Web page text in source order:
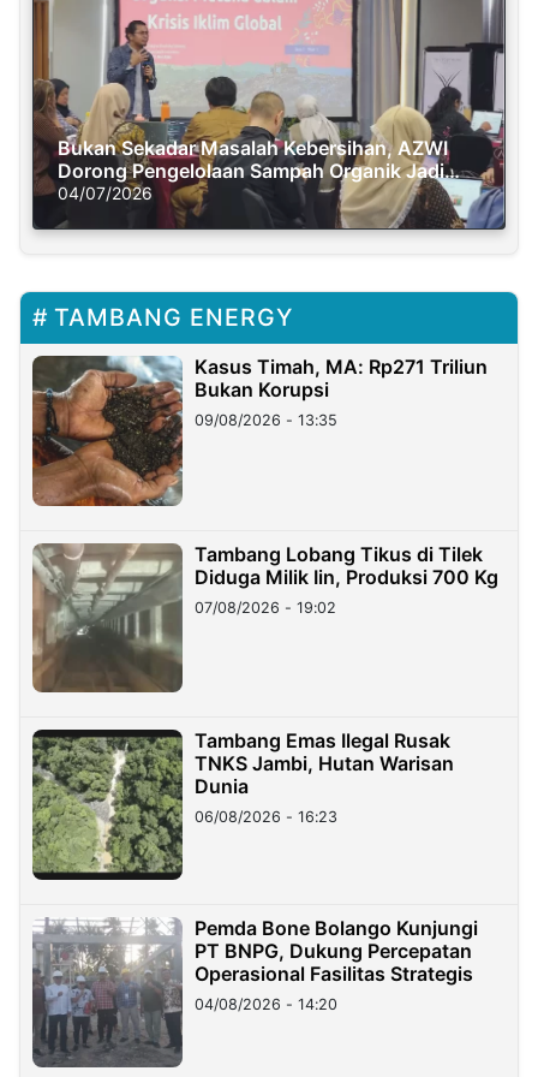
Bukan Sekadar Masalah Kebersihan, AZWI
Dorong Pengelolaan Sampah Organik Jadi
Solusi Krisis Iklim
04/07/2026
TAMBANG ENERGY
Kasus Timah, MA: Rp271 Triliun
Bukan Korupsi
09/08/2026 - 13:35
Tambang Lobang Tikus di Tilek
Diduga Milik Iin, Produksi 700 Kg
07/08/2026 - 19:02
Tambang Emas Ilegal Rusak
TNKS Jambi, Hutan Warisan
Dunia
06/08/2026 - 16:23
Pemda Bone Bolango Kunjungi
PT BNPG, Dukung Percepatan
Operasional Fasilitas Strategis
04/08/2026 - 14:20